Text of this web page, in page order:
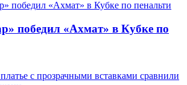
победил «Ахмат» в Кубке по